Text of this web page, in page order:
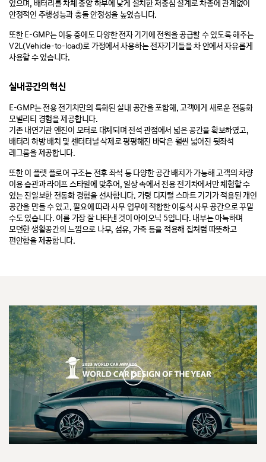
있으며, 배터리를 차체 중앙 하부에 낮게 설치한 저중심 설계로 차종에 관계없이
안정적인 주행성능과 충돌 안정성을 높였습니다.
또한 E-GMP는 이동 중에도 다양한 전자 기기에 전원을 공급할 수 있도록 해주는
V2L(Vehicle-to-load)로 가정에서 사용하는 전자기기들을 차 안에서 자유롭게
사용할 수 있습니다.
실내공간의 혁신
E-GMP는 전용 전기차만의 특화된 실내 공간을 포함해, 고객에게 새로운 전동화
모빌리티 경험을 제공합니다.
기존 내연기관 엔진이 모터로 대체되며 전석 관점에서 넓은 공간을 확보하였고,
배터리 하방 배치 및 센터터널 삭제로 평평해진 바닥은 훨씬 넓어진 뒷좌석
레그룸을 제공합니다.
또한 이 플랫 플로어 구조는 전후 좌석 등 다양한 공간 배치가 가능해 고객의 차량
이용 습관과 라이프 스타일에 맞추어, 일상 속에서 전용 전기차에서만 체험할 수
있는 진일보한 전동화 경험을 선사합니다. 가령 디지털 스마트 기기가 적용된 개인
공간을 만들 수 있고, 필요에 따라 사무 업무에 적합한 이동식 사무 공간으로 꾸밀
수도 있습니다. 이를 가장 잘 나타낸 것이 아이오닉 5입니다. 내부는 아늑하며
모던한 생활공간의 느낌으로 나무, 섬유, 가죽 등을 적용해 집처럼 따뜻하고
편안함을 제공합니다.